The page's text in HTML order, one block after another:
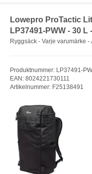
Lowepro ProTactic
LP37491-PWW - 30
Ryggsäck - Varje varumärke
Produktnummer: LP37491-
EAN: 8024221730111
Artikelnummer: F25138491